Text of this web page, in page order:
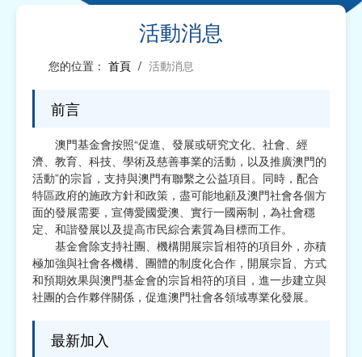
衛生
工商及專業社團、工會
宗教
慈善中介及志願活動推廣
公民社團及同鄉會
國際
其他
活動消息
您的位置： 首頁 / 活動消息
前言
澳門基金會按照“促進、發展或研究文化、社會、經
濟、教育、科技、學術及慈善事業的活動，以及推廣澳門的
活動”的宗旨，支持與澳門有聯繫之公益項目。同時，配合
特區政府的施政方針和政策，盡可能地顧及澳門社會各個方
面的發展需要，宣傳愛國愛澳、實行一國兩制，為社會穩
定、和諧發展以及提高市民綜合素質為目標而工作。
基金會除支持社團、機構開展宗旨相符的項目外，亦積
極加強與社會各機構、團體的制度化合作，開展宗旨、方式
和預期效果與澳門基金會的宗旨相符的項目，進一步建立與
社團的合作夥伴關係，促進澳門社會各領域專業化發展。
最新加入